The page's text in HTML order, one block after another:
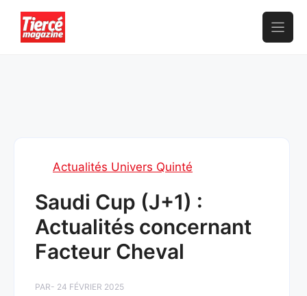
contenu
Actualités Univers Quinté
Saudi Cup (J+1) :
Actualités concernant
Facteur Cheval
PAR- 24 FÉVRIER 2025